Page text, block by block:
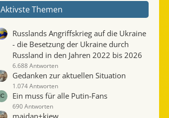
Aktivste Themen
Russlands Angriffskrieg auf die Ukraine
- die Besetzung der Ukraine durch
Russland in den Jahren 2022 bis 2026
6.688 Antworten
Gedanken zur aktuellen Situation
1.074 Antworten
Ein muss für alle Putin-Fans
690 Antworten
maidan+kiew